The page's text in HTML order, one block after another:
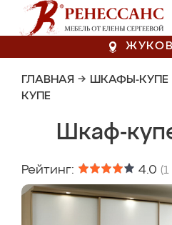
ГЛАВНАЯ → ШКАФЫ-КУПЕ
КУПЕ
Шкаф-
Рейтинг: 4.0 (1